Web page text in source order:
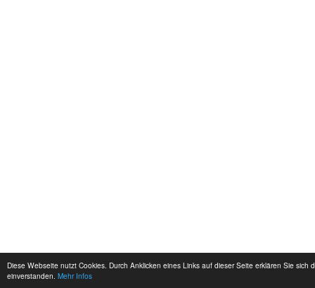
Diese Webseite nutzt Cookies. Durch Anklicken eines Links auf dieser Seite erklären Sie sich
einverstanden. Mehr Infos